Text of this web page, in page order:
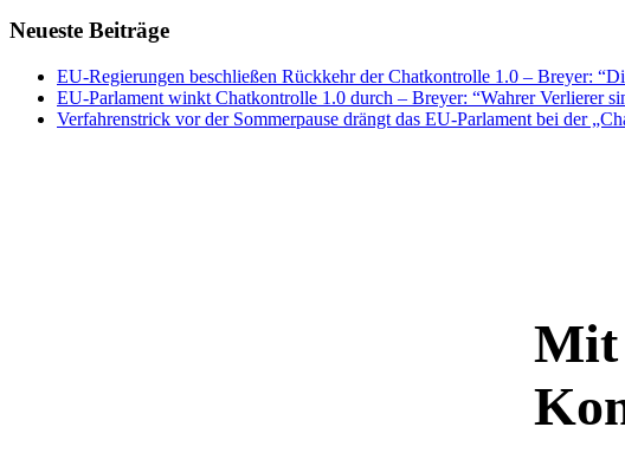
Neueste Beiträge
EU-Regierungen beschließen Rückkehr der Chatkontrolle 1.0 – Breyer:
EU-Parlament winkt Chatkontrolle 1.0 durch – Breyer: “Wahrer Verlierer
Verfahrenstrick vor der Sommerpause drängt das EU-Parlament bei der